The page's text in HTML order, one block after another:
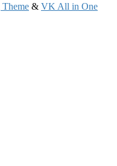
& VK All in One